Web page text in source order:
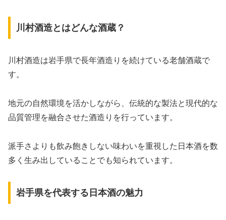
川村酒造とはどんな酒蔵？
川村酒造は岩手県で長年酒造りを続けている老舗酒蔵で
す。
地元の自然環境を活かしながら、伝統的な製法と現代的な
品質管理を融合させた酒造りを行っています。
派手さよりも飲み飽きしない味わいを重視した日本酒を数
多く生み出していることでも知られています。
岩手県を代表する日本酒の魅力